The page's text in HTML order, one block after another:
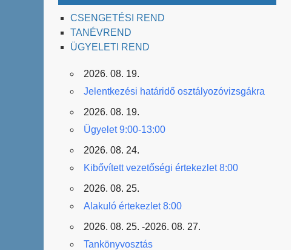
CSENGETÉSI REND
TANÉVREND
ÜGYELETI REND
2026. 08. 19.
Jelentkezési határidő osztályozóvizsgákra
2026. 08. 19.
Ügyelet 9:00-13:00
2026. 08. 24.
Kibővített vezetőségi értekezlet 8:00
2026. 08. 25.
Alakuló értekezlet 8:00
2026. 08. 25. -2026. 08. 27.
Tankönyvosztás